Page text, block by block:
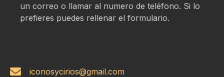
un correo o llamar al numero de teléfono. Si lo
prefieres puedes rellenar el formulario.
iconosycirios@gmail.com